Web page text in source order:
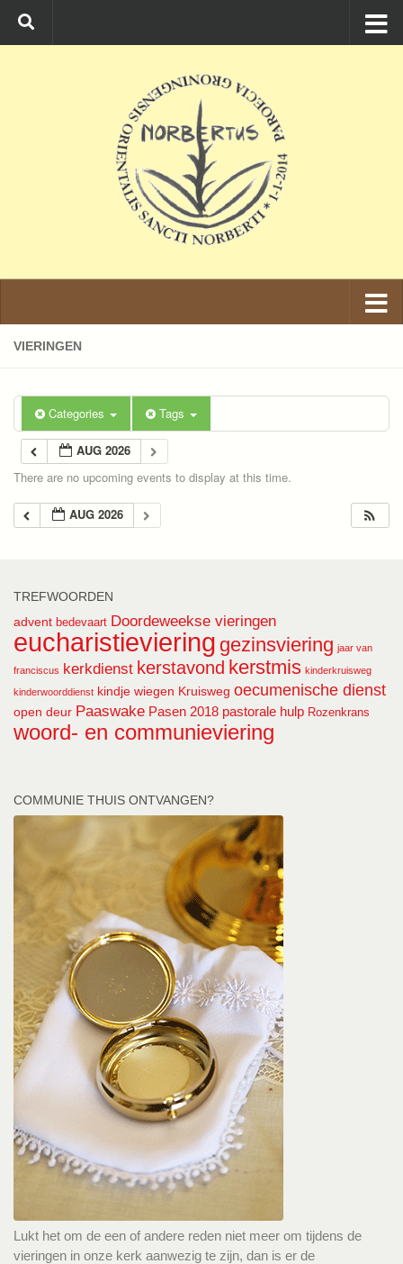
Ga naar de inhoud
VIERINGEN
Categories Tags
AUG 2026
There are no upcoming events to display at this time.
AUG 2026
TREFWOORDEN
advent bedevaart Doordeweekse vieringen
eucharistieviering gezinsviering jaar van
franciscus kerkdienst kerstavond kerstmis kinderkruisweg
kinderwoorddienst kindje wiegen Kruisweg oecumenische dienst
open deur Paaswake Pasen 2018 pastorale hulp Rozenkrans
woord- en communieviering
COMMUNIE THUIS ONTVANGEN?
Lukt het om de een of andere reden niet meer om tijdens de
vieringen in onze kerk aanwezig te zijn, dan is er de